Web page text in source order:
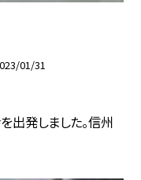
01/31
出発しました。信州